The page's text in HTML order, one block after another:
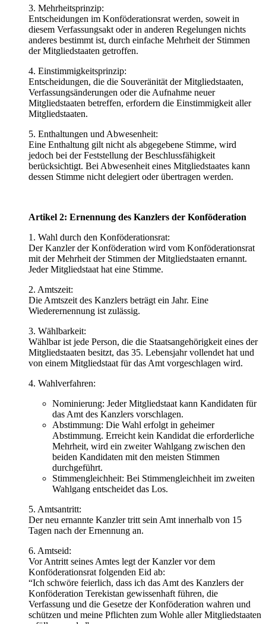
3. Mehrheitsprinzip:
Entscheidungen im Konföderationsrat werden, soweit in
diesem Verfassungsakt oder in anderen Regelungen nichts
anderes bestimmt ist, durch einfache Mehrheit der Stimmen
der Mitgliedstaaten getroffen.
4. Einstimmigkeitsprinzip:
Entscheidungen, die die Souveränität der Mitgliedstaaten,
Verfassungsänderungen oder die Aufnahme neuer
Mitgliedstaaten betreffen, erfordern die Einstimmigkeit aller
Mitgliedstaaten.
5. Enthaltungen und Abwesenheit:
Eine Enthaltung gilt nicht als abgegebene Stimme, wird
jedoch bei der Feststellung der Beschlussfähigkeit
berücksichtigt. Bei Abwesenheit eines Mitgliedstaates kann
dessen Stimme nicht delegiert oder übertragen werden.
Artikel 2: Ernennung des Kanzlers der Konföderation
1. Wahl durch den Konföderationsrat:
Der Kanzler der Konföderation wird vom Konföderationsrat
mit der Mehrheit der Stimmen der Mitgliedstaaten ernannt.
Jeder Mitgliedstaat hat eine Stimme.
2. Amtszeit:
Die Amtszeit des Kanzlers beträgt ein Jahr. Eine
Wiederernennung ist zulässig.
3. Wählbarkeit:
Wählbar ist jede Person, die die Staatsangehörigkeit eines der
Mitgliedstaaten besitzt, das 35. Lebensjahr vollendet hat und
von einem Mitgliedstaat für das Amt vorgeschlagen wird.
4. Wahlverfahren:
Nominierung: Jeder Mitgliedstaat kann Kandidaten für
das Amt des Kanzlers vorschlagen.
Abstimmung: Die Wahl erfolgt in geheimer
Abstimmung. Erreicht kein Kandidat die erforderliche
Mehrheit, wird ein zweiter Wahlgang zwischen den
beiden Kandidaten mit den meisten Stimmen
durchgeführt.
Stimmengleichheit: Bei Stimmengleichheit im zweiten
Wahlgang entscheidet das Los.
5. Amtsantritt:
Der neu ernannte Kanzler tritt sein Amt innerhalb von 15
Tagen nach der Ernennung an.
6. Amtseid:
Vor Antritt seines Amtes legt der Kanzler vor dem
Konföderationsrat folgenden Eid ab:
“Ich schwöre feierlich, dass ich das Amt des Kanzlers der
Konföderation Terekistan gewissenhaft führen, die
Verfassung und die Gesetze der Konföderation wahren und
schützen und meine Pflichten zum Wohle aller Mitgliedstaaten